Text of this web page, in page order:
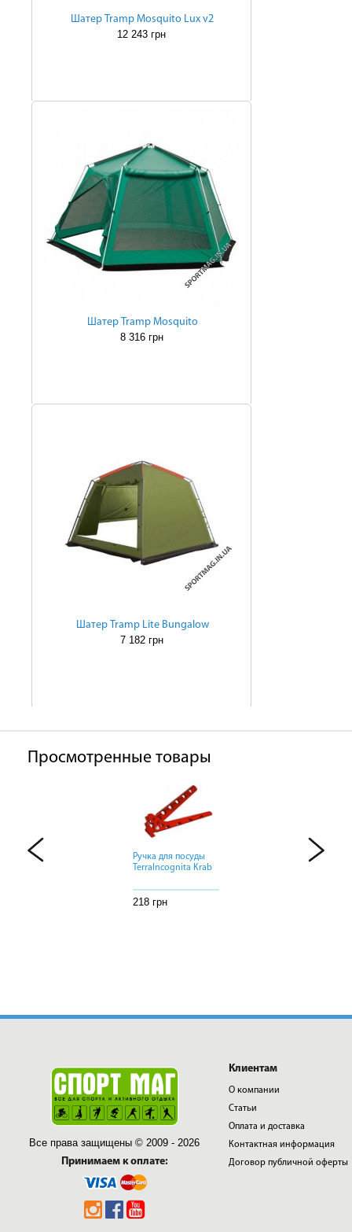
Шатер Tramp Mosquito Lux v2
12 243 грн
Шатер Tramp Mosquito
8 316 грн
Шатер Tramp Lite Bungalow
7 182 грн
Просмотренные товары
Ручка для посуды
Ручка для посуды
TerraIncognita Krab
218 грн
Ручка для посуды
Все права защищены © 2009 - 2026
Принимаем к оплате:
Клиентам
О компании
Статьи
Оплата и доставка
Контактная информация
Договор публичной оферты